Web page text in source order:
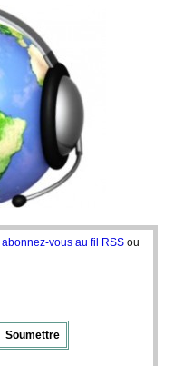
abonnez-vous au fil RSS ou